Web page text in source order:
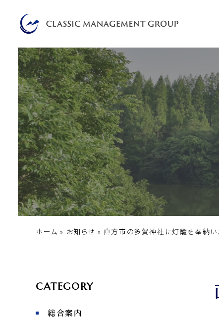
ホーム » お知らせ » 直方市の多賀神社に灯籠を奉納い
CATEGORY
総合案内